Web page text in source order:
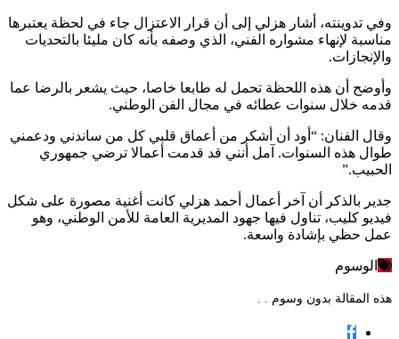
وفي تدوينته، أشار هزلي إلى أن قرار الاعتزال جاء في لحظة يعتبرها
مناسبة لإنهاء مشواره الفني، الذي وصفه بأنه كان مليئا بالتحديات
والإنجازات.
وأوضح أن هذه اللحظة تحمل له طابعا خاصا، حيث يشعر بالرضا عما
قدمه خلال سنوات عطائه في مجال الفن الوطني.
وقال الفنان: “أود أن أشكر من أعماق قلبي كل من ساندني ودعمني
طوال هذه السنوات. آمل أنني قد قدمت أعمالا ترضي جمهوري
الحبيب.”
جدير بالذكر أن آخر أعمال أحمد هزلي كانت أغنية مصورة على شكل
فيديو كليب، تناول فيها جهود المديرية العامة للأمن الوطني، وهو
عمل حظي بإشادة واسعة.
الوسوم
هذه المقالة بدون وسوم . .